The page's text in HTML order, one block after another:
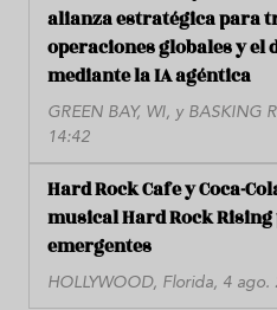
alianza estratégica para
operaciones globales y
mediante la IA agéntica
GREEN BAY, WI, y BASKING
14:42
Hard Rock Cafe y Coca-
musical Hard Rock
emergentes
HOLLYWOOD, Florida, 4 ago.